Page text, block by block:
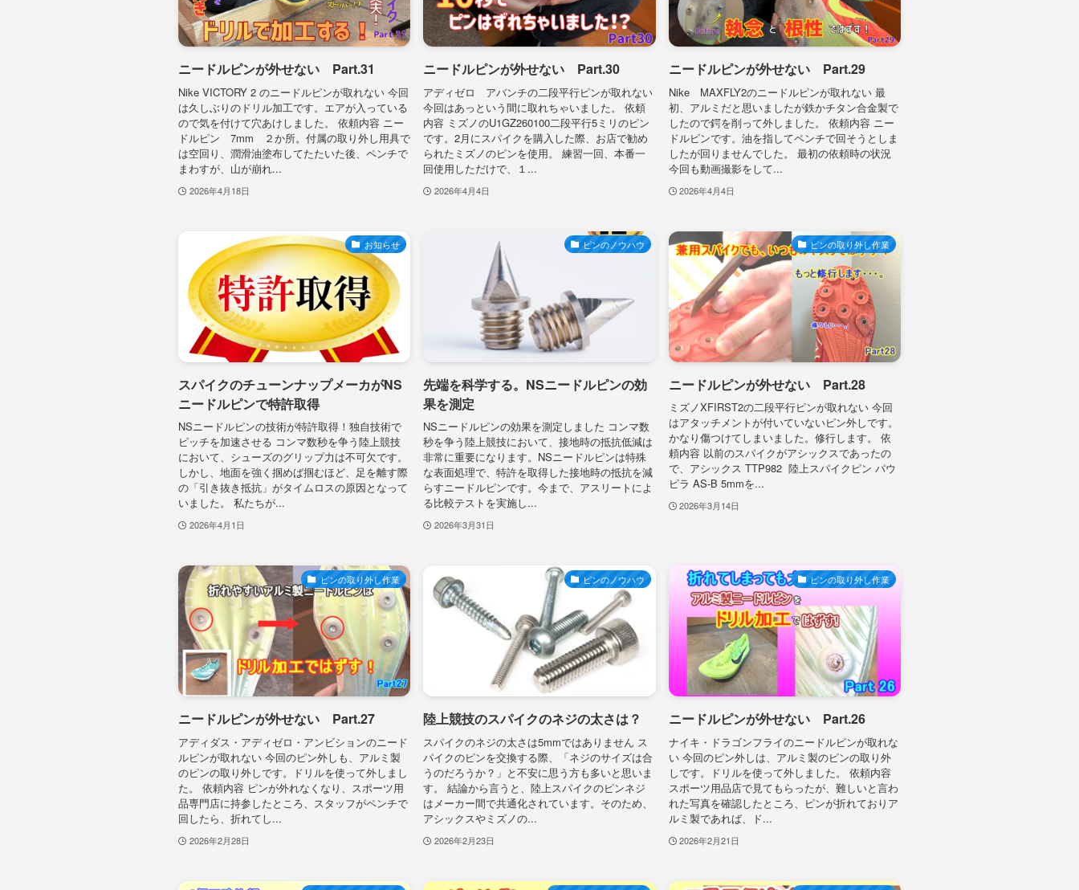
ニードルピンが外せない Part.31
Nike VICTORY 2 のニードルピンが取れない 今回
は久しぶりのドリル加工です。エアが入っている
ので気を付けて穴あけしました。 依頼内容 ニー
ドルピン 7mm ２か所。付属の取り外し用具で
は空回り、潤滑油塗布してたたいた後、ペンチで
まわすが、山が崩れ...
2026年4月18日
ニードルピンが外せない Part.30
アディゼロ アバンチの二段平行ピンが取れない
今回はあっという間に取れちゃいました。 依頼
内容 ミズノのU1GZ260100二段平行5ミリのピン
です。2月にスパイクを購入した際、お店で勧め
られたミズノのピンを使用。 練習一回、本番一
回使用しただけで、１...
2026年4月4日
ニードルピンが外せない Part.29
Nike MAXFLY2のニードルピンが取れない 最
初、アルミだと思いましたが鉄かチタン合金製で
したので鍔を削って外しました。 依頼内容 ニー
ドルピンです。油を指してペンチで回そうとしま
したが回りませんでした。 最初の依頼時の状況
今回も動画撮影をして...
2026年4月4日
お知らせ
スパイクのチューンナップメーカがNS
ニードルピンで特許取得
NSニードルピンの技術が特許取得！独自技術で
ピッチを加速させる コンマ数秒を争う陸上競技
において、シューズのグリップ力は不可欠です。
しかし、地面を強く掴めば掴むほど、足を離す際
の「引き抜き抵抗」がタイムロスの原因となって
いました。 私たちが...
2026年4月1日
ピンのノウハウ
先端を科学する。NSニードルピンの効
果を測定
NSニードルピンの効果を測定しました コンマ数
秒を争う陸上競技において、接地時の抵抗低減は
非常に重要になります。NSニードルピンは特殊
な表面処理で、特許を取得した接地時の抵抗を減
らすニードルピンです。今まで、アスリートによ
る比較テストを実施し...
2026年3月31日
ピンの取り外し作業
ニードルピンが外せない Part.28
ミズノXFIRST2の二段平行ピンが取れない 今回
はアタッチメントが付いていないピン外しです。
かなり傷つけてしまいました。修行します。 依
頼内容 以前のスパイクがアシックスであったの
で、アシックス TTP982 陸上スパイクピン パウ
ピラ AS-B 5mmを...
2026年3月14日
ピンの取り外し作業
ニードルピンが外せない Part.27
アディダス・アディゼロ・アンビションのニード
ルピンが取れない 今回のピン外しも、アルミ製
のピンの取り外しです。ドリルを使って外しまし
た。 依頼内容 ピンが外れなくなり、スポーツ用
品専門店に持参したところ、スタッフがペンチで
回したら、折れてし...
2026年2月28日
ピンのノウハウ
陸上競技のスパイクのネジの太さは？
スパイクのネジの太さは5mmではありません ス
パイクのピンを交換する際、「ネジのサイズは合
うのだろうか？」と不安に思う方も多いと思いま
す。 結論から言うと、陸上スパイクのピンネジ
はメーカー間で共通化されています。そのため、
アシックスやミズノの...
2026年2月23日
ピンの取り外し作業
ニードルピンが外せない Part.26
ナイキ・ドラゴンフライのニードルピンが取れな
い 今回のピン外しは、アルミ製のピンの取り外
しです。ドリルを使って外しました。 依頼内容
スポーツ用品店で見てもらったが、難しいと言わ
れた写真を確認したところ、ピンが折れておりア
ルミ製であれば、ド...
2026年2月21日